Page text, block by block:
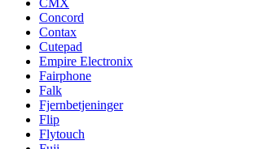
CMX
Concord
Contax
Cutepad
Empire Electronix
Fairphone
Falk
Fjernbetjeninger
Flip
Flytouch